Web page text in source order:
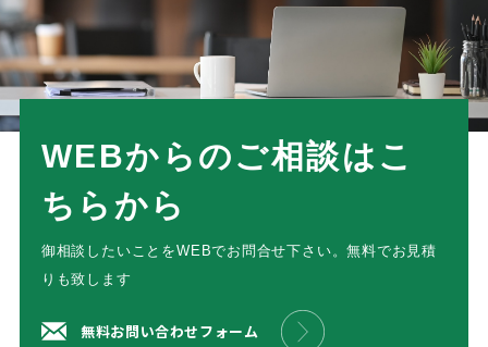
WEBからのご相談はこ
ちらから
御相談したいことをWEBでお問合せ下さい。無料でお見積
りも致します
無料お問い合わせフォーム